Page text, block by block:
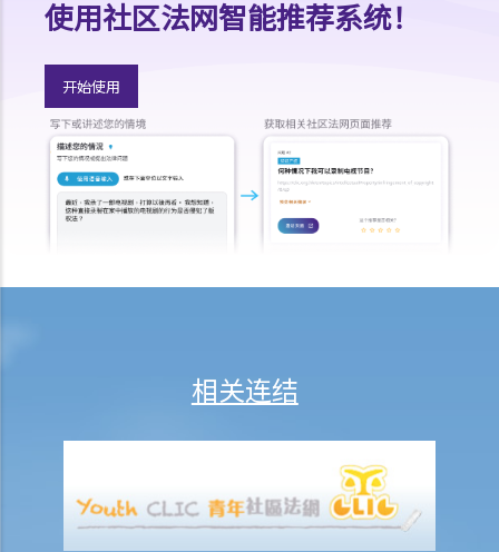
(writ of summons)还是以原诉传票(originating summons)展开法律程
10. 如何以原诉传票展开民事诉讼？
11. 我能否针对某人展开民事诉讼：(a) 即使该人没有永久地址？(b) 即使
该人通常居于香港以外地区？(c) 即使该人失踨？(d) 即使该人名字不
12. 甚么是状书？ 原告人和被告人在状书的阶段需要送达哪些文件？
14. 如果原告人由于预期被告人提议和解会作出还价而夸大其申索金
1. 怎样计算将送达认收书送交法院存档的14天时限？
2. 作为被告人，我应否就向我展开的诉讼作抗辩？
3. 如果我决定不作出抗辩，该怎么办？
4. 如果我决定就案件作出抗辩，该怎么办？
使用社区法网智能推荐系统！
开始使用
相关连结